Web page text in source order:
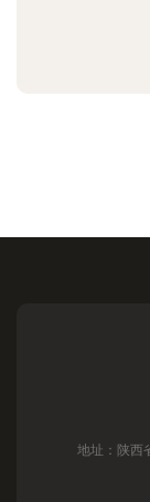
地址：陕西